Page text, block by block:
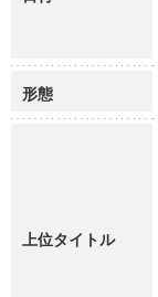
形態
上位タイトル